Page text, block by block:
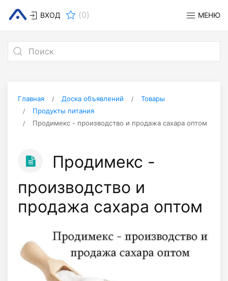
ВХОД (0) МЕНЮ
Главная Доска объявлений
Товары
Продукты питания
Продимекс - производство и продажа сахара оптом
Продимекс -
производство и
продажа сахара оптом